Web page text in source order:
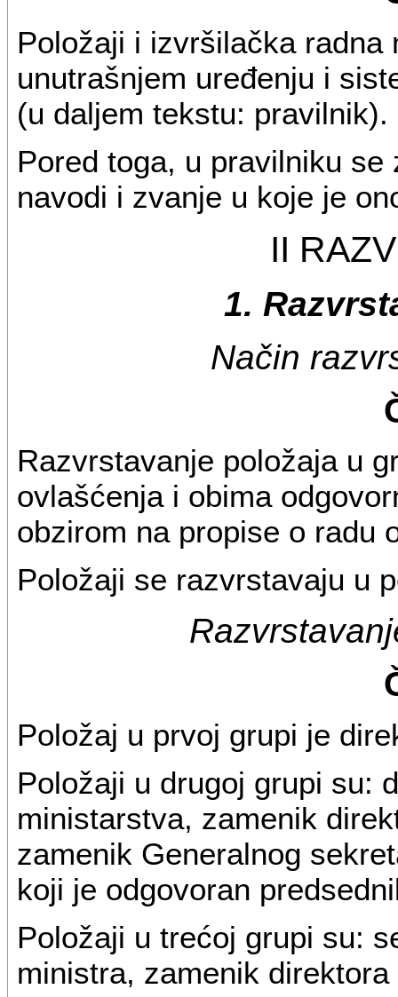
Položaji i izvršilačka radna
unutrašnjem uređenju i
(u daljem tekstu: pravilnik).
Pored toga, u pravilniku
navodi i zvanje u koje je
II
1.
Način
Razvrstavanje položaja u
ovlašćenja i obima
obzirom na propise o radu
Položaji se razvrstavaju u
Položaj u prvoj grupi je
Položaji u drugoj grupi su:
ministarstva, zamenik
zamenik Generalnog
koji je odgovoran
Položaji u trećoj grupi su:
ministra, zamenik